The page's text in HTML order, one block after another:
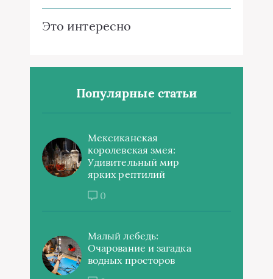
Это интересно
Популярные статьи
Мексиканская
королевская змея:
Удивительный мир
ярких рептилий
0
Малый лебедь:
Очарование и загадка
водных просторов